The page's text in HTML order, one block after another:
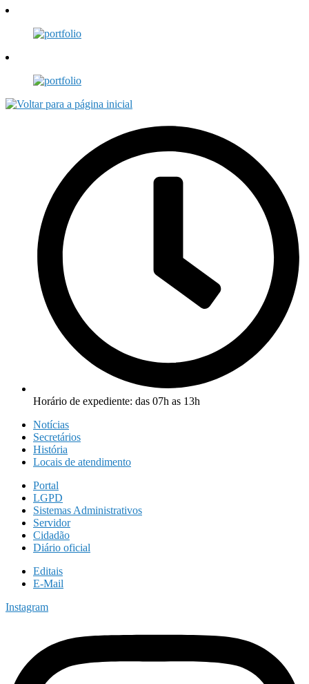
Horário de expediente: das 07h as 13h
Notícias
Secretários
História
Locais de atendimento
Portal
LGPD
Sistemas Administrativos
Servidor
Cidadão
Diário oficial
Editais
E-Mail
Instagram